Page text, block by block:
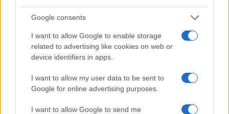
Google consents
I want to allow Google to enable storage
related to advertising like cookies on web or
device identifiers in apps.
I want to allow my user data to be sent to
Google for online advertising purposes.
I want to allow Google to send me